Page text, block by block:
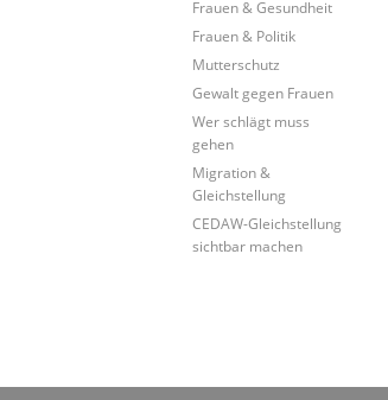
Frauen & Gesundheit
Frauen & Politik
Mutterschutz
Gewalt gegen Frauen
Wer schlägt muss
gehen
Migration &
Gleichstellung
CEDAW-Gleichstellung
sichtbar machen